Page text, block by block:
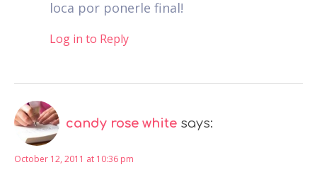
loca por ponerle final!
Log in to Reply
candy rose white says:
October 12, 2011 at 10:36 pm